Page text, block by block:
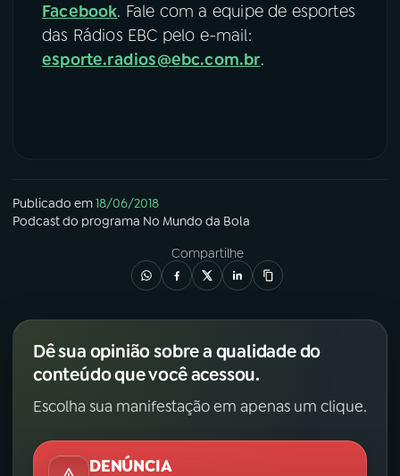
Facebook. Fale com a equipe de esportes
das Rádios EBC pelo e-mail:
esporte.radios@ebc.com.br.
Publicado em18/06/2018
Podcastdo programa No Mundo da Bola
Compartilhe
Dê sua opinião sobre a qualidade do
conteúdo que você acessou.
Escolha sua manifestação em apenas um clique.
DENÚNCIA